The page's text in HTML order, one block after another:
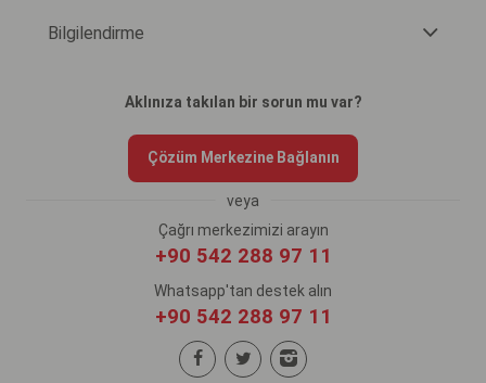
Bilgilendirme
Aklınıza takılan bir sorun mu var?
Çözüm Merkezine Bağlanın
veya
Çağrı merkezimizi arayın
+90 542 288 97 11
Whatsapp'tan destek alın
+90 542 288 97 11